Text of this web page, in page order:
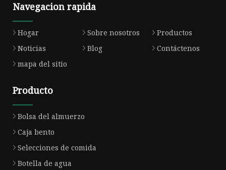
Navegacion rapida
Hogar Sobre nosotros
Productos
Noticias
Blog
Contáctenos
mapa del sitio
Producto
Bolsa del almuerzo
Caja bento
Selecciones de comida
Botella de agua